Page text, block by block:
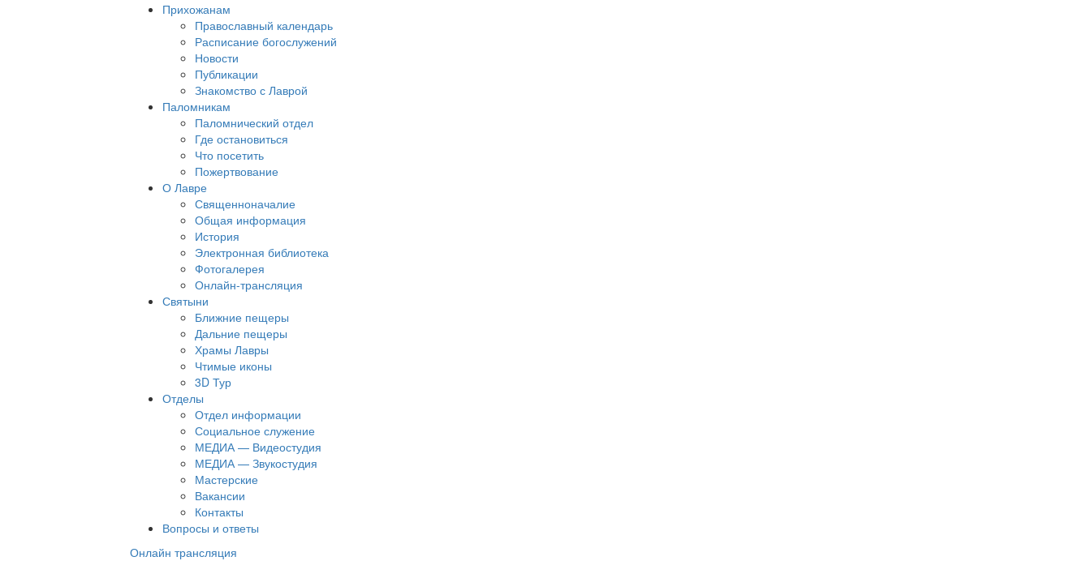
Прихожанам
Православный календарь
Расписание богослужений
Новости
Публикации
Знакомство с Лаврой
Паломникам
Паломнический отдел
Где остановиться
Что посетить
Пожертвование
О Лавре
Священноначалие
Общая информация
История
Электронная библиотека
Фотогалерея
Онлайн-трансляция
Святыни
Ближние пещеры
Дальние пещеры
Храмы Лавры
Чтимые иконы
3D Тур
Отделы
Отдел информации
Социальное служение
МЕДИА — Видеостудия
МЕДИА — Звукостудия
Мастерские
Вакансии
Контакты
Вопросы и ответы
Онлайн трансляция